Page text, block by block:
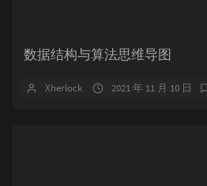
数据结构与算法思维导图
Xherlock 2021 年 11 月 10 日